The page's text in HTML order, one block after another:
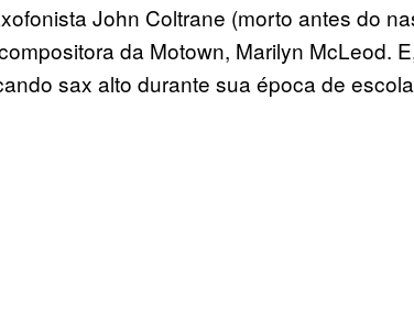
John Coltrane (morto antes do
da Motown, Marilyn McLeod.
sax alto durante sua época de